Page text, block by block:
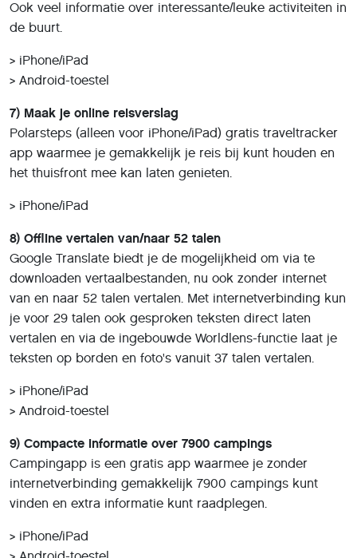
Ook veel informatie over interessante/leuke activiteiten in
de buurt.
> iPhone/iPad
> Android-toestel
7) Maak je online reisverslag
Polarsteps (alleen voor iPhone/iPad) gratis traveltracker
app waarmee je gemakkelijk je reis bij kunt houden en
het thuisfront mee kan laten genieten.
> iPhone/iPad
8) Offline vertalen van/naar 52 talen
Google Translate biedt je de mogelijkheid om via te
downloaden vertaalbestanden, nu ook zonder internet
van en naar 52 talen vertalen. Met internetverbinding kun
je voor 29 talen ook gesproken teksten direct laten
vertalen en via de ingebouwde Worldlens-functie laat je
teksten op borden en foto's vanuit 37 talen vertalen.
> iPhone/iPad
> Android-toestel
9) Compacte informatie over 7900 campings
Campingapp is een gratis app waarmee je zonder
internetverbinding gemakkelijk 7900 campings kunt
vinden en extra informatie kunt raadplegen.
> iPhone/iPad